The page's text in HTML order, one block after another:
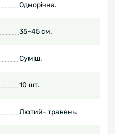
Однорічна.
35-45 см.
Суміш.
10 шт.
Лютий- травень.